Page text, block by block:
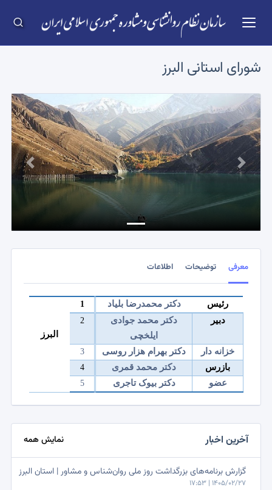
شورای استانی البرز
Previous Next
معرفی توضیحات اطلاعات
رئیس دکتر محمدرضا بلیاد 1
البرز
دبیر
دکتر محمد جوادی
ایلخچی
2
خزانه دار دکتر بهرام هزار روسی 3
بازرس دکتر محمد قمری 4
عضو دکتر بیوک تاجری 5
آخرین اخبار نمایش همه
گزارش برنامه‌های بزرگداشت روز ملی روان‌شناس و مشاور | استان البرز
1405/02/27 | 17:53